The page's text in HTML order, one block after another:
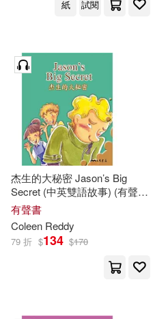
紙
試閱
杰生的大秘密 Jason’s Big
Secret (中英雙語故事) (有聲
書)
有聲書
Coleen Reddy
79 折 $134 $170